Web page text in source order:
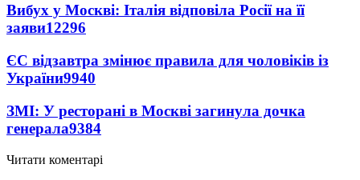
Вибух у Москві: Італія відповіла Росії на її
заяви12296
ЄС відзавтра змінює правила для чоловіків із
України9940
ЗМІ: У ресторані в Москві загинула дочка
генерала9384
Читати коментарі